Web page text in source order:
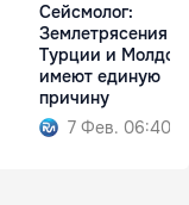
Сейсмолог:
Землетрясения в
Турции и
имеют единую
причину
7 Фев. 06:40